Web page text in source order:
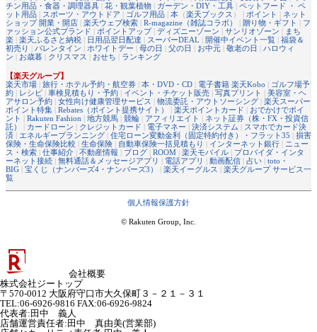
チン用品・食器・調理器具 | 花・観葉植物 | ガーデン・DIY・工具 | ペットフード ・ ペ
ット用品 | スポーツ・アウトドア | ゴルフ用品 | 本 （楽天ブックス ） | ポイント | ネット
ショップ 開業・開店 | 楽天ウェブ検索 | R-magazine（雑誌コラボ） | 贈り物・ギフト | フ
ァッション公式ブランド | ポイントアップ| ディズニーゾーン | サンリオゾーン | まち
楽 | 楽天ふるさと納税 | 日用品翌日配達 | スーパーDEAL | 開催中イベント一覧 | 福袋＆
初売り | バレンタイン | ホワイトデー | 母の日 | 父の日 | お中元 | 敬老の日 | ハロウィ
ン | お歳暮 | クリスマス | おせち | ランキング
【楽天グループ】
楽天市場 | 旅行・ホテル予約・航空券 | 本・DVD・CD | 電子書籍 楽天Kobo | ゴルフ場予
約 | レシピ | 車検見積もり・予約 | イベント・チケット販売 | 写真プリント | 美容室・ヘ
アサロン予約 | 女性向け健康管理サービス | 物流委託・アウトソーシング | 楽天スーパー
ポイント特集 | Rebates（ポイント提携サイト） | 楽天ポイントカード | おでかけでポイ
ント | Rakuten Fashion | 地方競馬 | 競輪 | アフィリエイト | ネット証券（株・FX・投資信
託）
| カードローン | クレジットカード | 電子マネー | 決済システム | スマホでカード決
済 | エネルギープランニング | 住宅ローン変動金利（固定特約付き）・フラット35 | 損害
保険・生命保険比較 | 生命保険 | 自動車保険一括見積もり | インターネット銀行 | ニュー
ス・検索 | 仕事紹介 | 不動産情報 | ブログ | ROOM | 楽天モバイル | プロバイダ・インタ
ーネット接続 | 無料通話＆メッセージアプリ | 電話アプリ | 動画配信 | 占い | toto・
BIG | 宝くじ（ナンバーズ4・ナンバーズ3） | 楽天イーグルス | 楽天グループ サービス一
覧
個人情報保護方針
© Rakuten Group, Inc.
会社概要
株式会社ジートップ
〒570-0012 大阪府守口市大久保町３－２１－３１
TEL:06-6926-9816 FAX:06-6926-9824
代表者: 田中 義人
店舗運営責任者: 田中 真由美(営業部)